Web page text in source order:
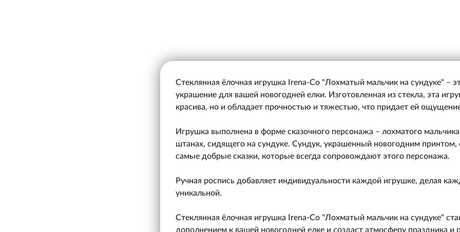
Стеклянная ёлочная игрушка Irena-Co "Лохматый мальчик на сундуке" –
украшение для вашей новогодней елки. Изготовленная из стекла, эта
красива, но и обладает прочностью и тяжестью, что придает ей
Игрушка выполнена в форме сказочного персонажа – лохматого
штанах, сидящего на сундуке. Сундук, украшенный новогодним
самые добрые сказки, которые всегда сопровождают этого персонажа.
Ручная роспись добавляет индивидуальности каждой игрушке, делая
уникальной.
Стеклянная ёлочная игрушка Irena-Co "Лохматый мальчик на сундуке"
дополнением к вашей новогодней елке и создаст атмосферу праздника и